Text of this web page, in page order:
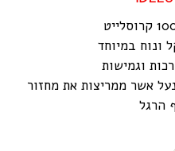
במיוחד
וגמישות
אשר ממריצות את מחזור
הרגל